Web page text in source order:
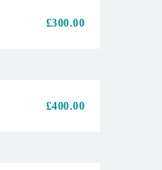
£300.00
£400.00